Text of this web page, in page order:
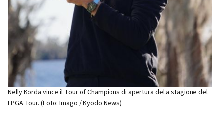
Nelly Korda vince il Tour of Champions di apertura della stagione del
LPGA Tour. (Foto: Imago / Kyodo News)